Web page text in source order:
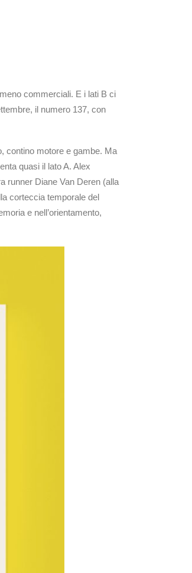
commerciali. E i lati B ci
il numero 137, con
contino motore e gambe. Ma
quasi il lato A. Alex
runner Diane Van Deren (alla
corteccia temporale del
e nell’orientamento,